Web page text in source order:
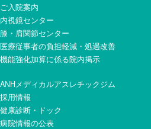
ご入院案内
内視鏡センター
膝・肩関節センター
医療従事者の負担軽減・処遇改善
機能強化加算に係る院内掲示
ANHメディカルアスレチックジム
採用情報
健康診断・ドック
病院情報の公表